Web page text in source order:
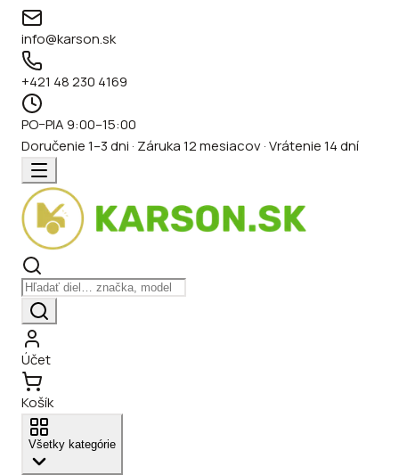
info@karson.sk
+421 48 230 4169
PO–PIA 9:00–15:00
Doručenie 1–3 dni · Záruka 12 mesiacov · Vrátenie 14 dní
Účet
Košík
Všetky kategórie